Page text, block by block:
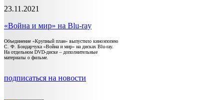
23.11.2021
«Война и мир» на Blu-ray
Объединение «Крупный план» выпустило киноэпопею
С. Ф. Бондарчука «Война и мир» на дисках Blu-ray.
На отдельном DVD-диске – дополнительные
материалы о фильме.
подписаться на новости